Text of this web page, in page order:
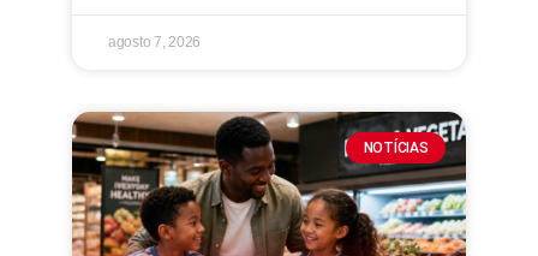
agosto 7, 2026
NOTÍCIAS